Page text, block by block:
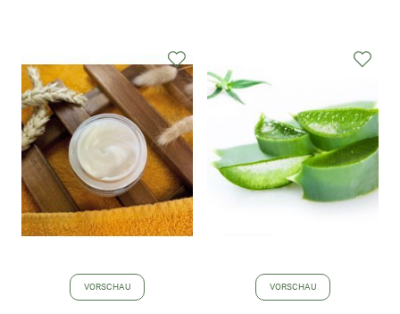
VORSCHAU
Zur
Wunschliste
hinzufügen
VORSCHAU
Zur